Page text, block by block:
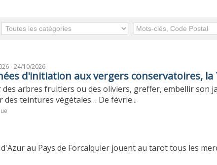
- 24/10/2026
d'initiation aux vergers conservatoires,
des arbres fruitiers ou des oliviers, greffer, embellir son
des teintures végétales… De févrie...
au Pays de Forcalquier jouent au tarot tous les